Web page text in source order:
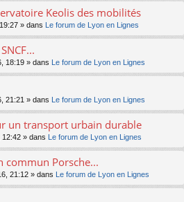
Keolis des mobilités
» dans Le forum de Lyon en Lignes
18:19 » dans Le forum de Lyon en Lignes
21:21 » dans Le forum de Lyon en Lignes
un transport urbain durable
» dans Le forum de Lyon en Lignes
commun Porsche...
21:12 » dans Le forum de Lyon en Lignes